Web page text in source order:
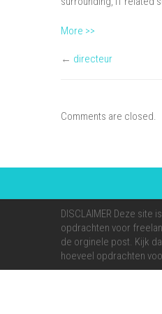
More >>
← directeur
Comments are closed.
DISCLAIMER Deze
opdrachten voor
de orginele post. Kijk
hoeveel opdrachten